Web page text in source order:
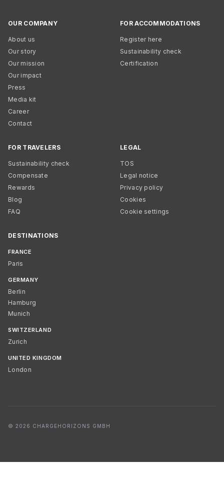
OUR COMPANY
About us
Our story
Our mission
Our impact
Press
Media kit
Career
Contact
FOR ACCOMMODATIONS
Register here
Sustainability check
Certification
FOR TRAVELERS
Sustainability check
Compensate
Rewards
Blog
FAQ
LEGAL
TOS
Legal notice
Privacy policy
Cookies
Cookie settings
DESTINATIONS
FRANCE
Paris
GERMANY
Berlin
Hamburg
Munich
SWITZERLAND
Zurich
UNITED KINGDOM
London
© 2026 CHARGEHORIZONS GMBH